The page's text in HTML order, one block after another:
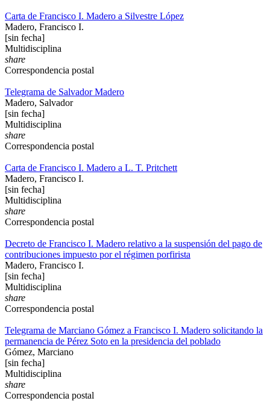
Carta de Francisco I. Madero a Silvestre López
Madero, Francisco I.
[sin fecha]
Multidisciplina
share
Correspondencia postal
Telegrama de Salvador Madero
Madero, Salvador
[sin fecha]
Multidisciplina
share
Correspondencia postal
Carta de Francisco I. Madero a L. T. Pritchett
Madero, Francisco I.
[sin fecha]
Multidisciplina
share
Correspondencia postal
Decreto de Francisco I. Madero relativo a la suspensión del pago de
contribuciones impuesto por el régimen porfirista
Madero, Francisco I.
[sin fecha]
Multidisciplina
share
Correspondencia postal
Telegrama de Marciano Gómez a Francisco I. Madero solicitando la
permanencia de Pérez Soto en la presidencia del poblado
Gómez, Marciano
[sin fecha]
Multidisciplina
share
Correspondencia postal